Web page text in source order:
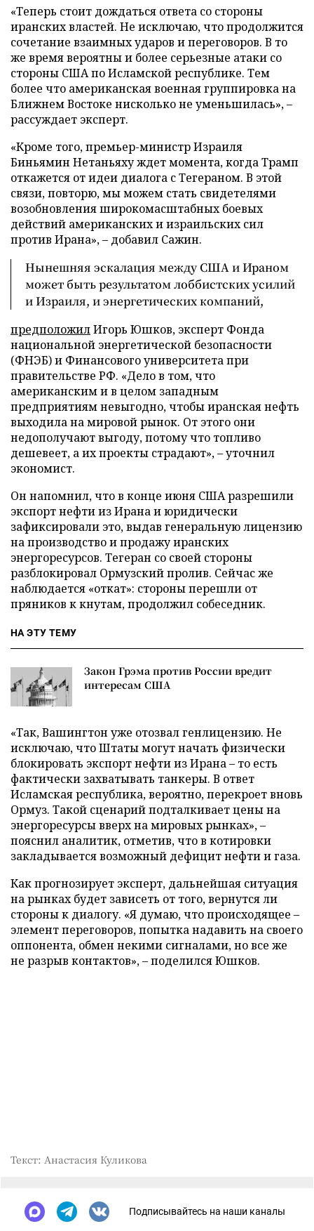
«Теперь стоит дождаться ответа со стороны
иранских властей. Не исключаю, что продолжится
сочетание взаимных ударов и переговоров. В то
же время вероятны и более серьезные атаки со
стороны США по Исламской республике. Тем
более что американская военная группировка на
Ближнем Востоке нисколько не уменьшилась», –
рассуждает эксперт.
«Кроме того, премьер-министр Израиля
Биньямин Нетаньяху ждет момента, когда Трамп
откажется от идеи диалога с Тегераном. В этой
связи, повторю, мы можем стать свидетелями
возобновления широкомасштабных боевых
действий американских и израильских сил
против Ирана», – добавил Сажин.
Нынешняя эскалация между США и Ираном
может быть результатом лоббистских усилий
и Израиля, и энергетических компаний,
предположилИгорь Юшков, эксперт Фонда
национальной энергетической безопасности
(ФНЭБ) и Финансового университета при
правительстве РФ. «Дело в том, что
американским и в целом западным
предприятиям невыгодно, чтобы иранская нефть
выходила на мировой рынок. От этого они
недополучают выгоду, потому что топливо
дешевеет, а их проекты страдают», – уточнил
экономист.
Он напомнил, что в конце июня США разрешили
экспорт нефти из Ирана и юридически
зафиксировали это, выдав генеральную лицензию
на производство и продажу иранских
энергоресурсов. Тегеран со своей стороны
разблокировал Ормузский пролив. Сейчас же
наблюдается «откат»: стороны перешли от
пряников к кнутам, продолжил собеседник.
НА ЭТУ ТЕМУ
Закон Грэма против России вредит
интересам США
«Так, Вашингтон уже отозвал генлицензию. Не
исключаю, что Штаты могут начать физически
блокировать экспорт нефти из Ирана – то есть
фактически захватывать танкеры. В ответ
Исламская республика, вероятно, перекроет вновь
Ормуз. Такой сценарий подталкивает цены на
энергоресурсы вверх на мировых рынках», –
пояснил аналитик, отметив, что в котировки
закладывается возможный дефицит нефти и газа.
Как прогнозирует эксперт, дальнейшая ситуация
на рынках будет зависеть от того, вернутся ли
стороны к диалогу. «Я думаю, что происходящее –
элемент переговоров, попытка надавить на своего
оппонента, обмен некими сигналами, но все же
не разрыв контактов», – поделился Юшков.
Текст: Анастасия Куликова
Подписывайтесь на наши каналы